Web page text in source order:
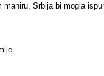
Srbija bi mogla